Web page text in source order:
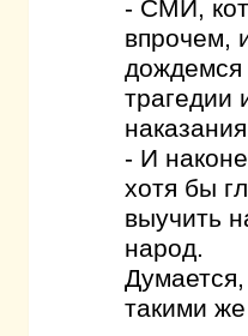
- СМИ,
впрочем,
трагедии
- И
хотя бы
выучить
народ.
такими